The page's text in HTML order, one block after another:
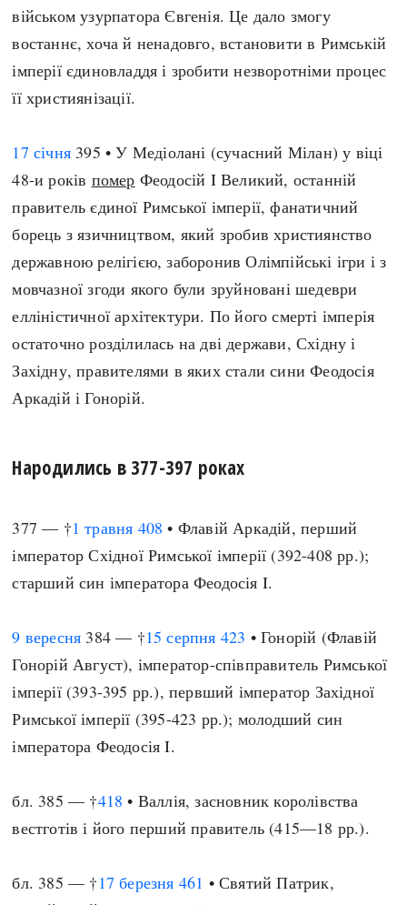
військом узурпатора Євгенія. Це дало змогу
востаннє, хоча й ненадовго, встановити в Римській
імперії єдиновладдя і зробити незворотніми процес
її християнізації.
17 січня 395 • У Медіолані (сучасний Мілан) у віці
48-и років помер Феодосій I Великий, останній
правитель єдиної Римської імперії, фанатичний
борець з язичництвом, який зробив християнство
державною релігією, заборонив Олімпійські ігри і з
мовчазної згоди якого були зруйновані шедеври
елліністичної архітектури. По його смерті імперія
остаточно розділилась на дві держави, Східну і
Західну, правителями в яких стали сини Феодосія
Аркадій і Гонорій.
Народились в 377-397 роках
377 — †1 травня 408 • Флавій Аркадій, перший
імператор Східної Римської імперії (392-408 рр.);
старший син імператора Феодосія I.
9 вересня 384 — †15 серпня 423 • Гонорій (Флавій
Гонорій Август), імператор-співправитель Римської
імперії (393-395 рр.), первший імператор Західної
Римської імперії (395-423 рр.); молодший син
імператора Феодосія I.
бл. 385 — †418 • Валлія, засновник королівства
вестготів і його перший правитель (415—18 рр.).
бл. 385 — †17 березня 461 • Святий Патрик,